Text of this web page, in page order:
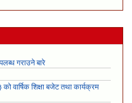
गराउने बारे
वार्षिक शिक्षा बजेट तथा कार्यक्रम